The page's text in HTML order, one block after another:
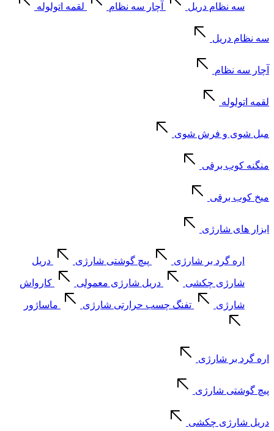
سه نظام دریل آچار سه نظام لقمه اتولوله
سه نظام دریل
آچار سه نظام
لقمه اتولوله
مبل شوی و فرش شوی
منگنه کوب برقی
میخ کوب برقی
ابزار های شارژی
اره گرد بر شارژی پیچ گوشتی شارژی دریل
شارژی چکشی دریل شارژی معمولی کارواش
شارژی تفنگ چسب حرارتی شارژی ماساژور
اره گرد بر شارژی
پیچ گوشتی شارژی
دریل شارژی چکشی